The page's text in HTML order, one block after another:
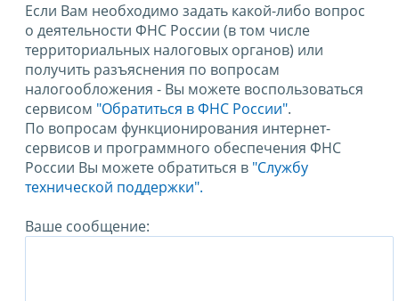
Если Вам необходимо задать какой-либо вопрос
о деятельности ФНС России (в том числе
территориальных налоговых органов) или
получить разъяснения по вопросам
налогообложения - Вы можете воспользоваться
сервисом "Обратиться в ФНС России".
По вопросам функционирования интернет-
сервисов и программного обеспечения ФНС
России Вы можете обратиться в "Службу
технической поддержки".
Ваше сообщение: